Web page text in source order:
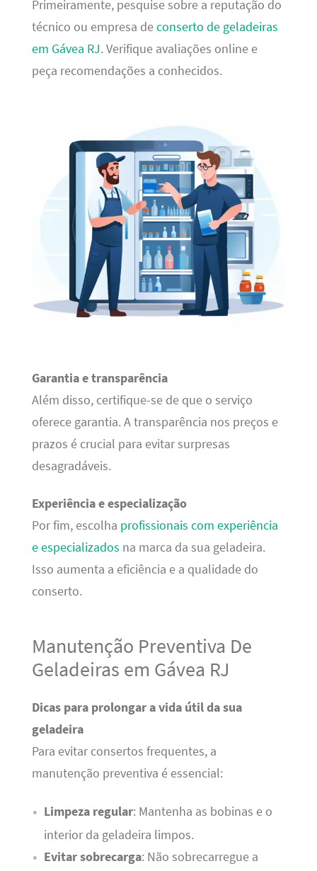
Primeiramente, pesquise sobre a reputação do
técnico ou empresa deconserto de geladeiras
em Gávea RJ. Verifique avaliações online e
peça recomendações a conhecidos.
Garantia e transparência
Além disso, certifique-se de que o serviço
oferece garantia. A transparência nos preços e
prazos é crucial para evitar surpresas
desagradáveis.
Experiência e especialização
Por fim, escolha profissionais com experiência
e especializados na marca da sua geladeira.
Isso aumenta a eficiência e a qualidade do
conserto.
Manutenção Preventiva De
Geladeiras em Gávea RJ
Dicas para prolongar a vida útil da sua
geladeira
Para evitar consertos frequentes, a
manutenção preventiva é essencial:
Limpeza regular: Mantenha as bobinas e o
interior da geladeira limpos.
Evitar sobrecarga: Não sobrecarregue a